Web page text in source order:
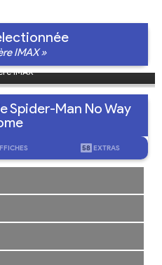
IMAX »
IMAX
Spider-Man No Way
58 EXTRAS